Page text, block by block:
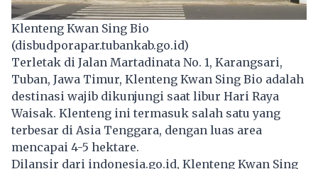
Klenteng Kwan Sing Bio
(disbudporapar.tubankab.go.id)
Terletak di Jalan Martadinata No. 1, Karangsari,
Tuban, Jawa Timur, Klenteng Kwan Sing Bio adalah
destinasi wajib dikunjungi saat libur Hari Raya
Waisak. Klenteng ini termasuk salah satu yang
terbesar di Asia Tenggara, dengan luas area
mencapai 4-5 hektare.
Dilansir dari indonesia.go.id, Klenteng Kwan Sing